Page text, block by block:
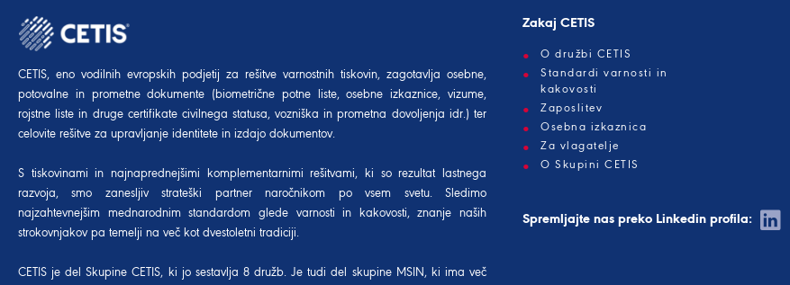
CETIS, eno vodilnih evropskih podjetij za rešitve varnostnih tiskovin, zagotavlja osebne,
potovalne in prometne dokumente (biometrične potne liste, osebne izkaznice, vizume,
rojstne liste in druge certifikate civilnega statusa, vozniška in prometna dovoljenja idr.) ter
celovite rešitve za upravljanje identitete in izdajo dokumentov.
S tiskovinami in najnaprednejšimi komplementarnimi rešitvami, ki so rezultat lastnega
razvoja, smo zanesljiv strateški partner naročnikom po vsem svetu. Sledimo
najzahtevnejšim mednarodnim standardom glede varnosti in kakovosti, znanje naših
strokovnjakov pa temelji na več kot dvestoletni tradiciji.
CETIS je del Skupine CETIS, ki jo sestavlja 8 družb. Je tudi del skupine MSIN , ki ima več
Zakaj CETIS
O družbi CETIS
Standardi varnosti in
kakovosti
Zaposlitev
Osebna izkaznica
Za vlagatelje
O Skupini CETIS
Spremljajte nas preko Linkedin profila: